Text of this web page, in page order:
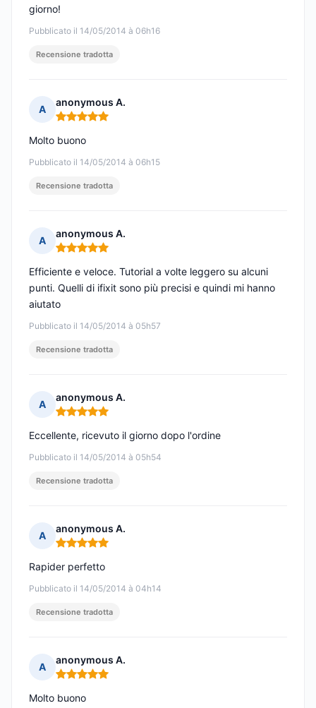
Pubblicato il 14/05/2014 à 06h16
giorno!
Recensione tradotta
A
anonymous A.
Nota: 5 su 5
Pubblicato il 14/05/2014 à 06h15
Molto buono
Recensione tradotta
A
anonymous A.
Nota: 5 su 5
Pubblicato il 14/05/2014 à 05h57
Efficiente e veloce. Tutorial a volte leggero su alcuni
punti. Quelli di ifixit sono più precisi e quindi mi hanno
aiutato
Recensione tradotta
A
anonymous A.
Nota: 5 su 5
Pubblicato il 14/05/2014 à 05h54
Eccellente, ricevuto il giorno dopo l'ordine
Recensione tradotta
A
anonymous A.
Nota: 5 su 5
Pubblicato il 14/05/2014 à 04h14
Rapider perfetto
Recensione tradotta
A
anonymous A.
Nota: 5 su 5
Molto buono